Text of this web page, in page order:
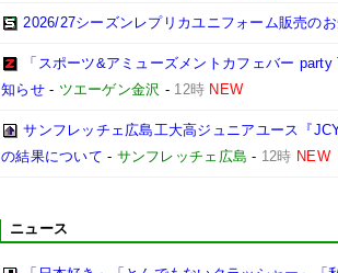
2026/27シーズンレプリカユニフォーム販売の
「スポーツ&アミューズメントカフェバー
知らせ- ツエーゲン金沢 - 12時 NEW
サンフレッチェ広島工大高ジュニアユース『
の結果について - サンフレッチェ広島 - 12時 NEW
ニュース